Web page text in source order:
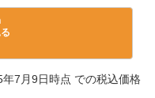
7月9日時点 での税込価格